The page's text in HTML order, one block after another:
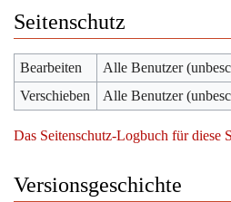
Seitenschutz
Bearbeiten
Alle Benutzer
Verschieben
Alle Benutzer
Das Seitenschutz-Logbuch für diese
Versionsgeschichte